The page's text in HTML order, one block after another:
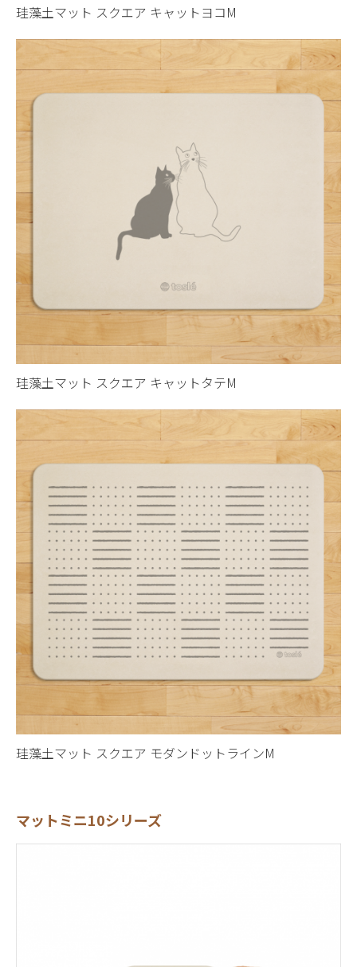
珪藻土マット スクエア キャットヨコM
珪藻土マット スクエア キャットタテM
珪藻土マット スクエア モダンドットラインM
マットミニ10シリーズ